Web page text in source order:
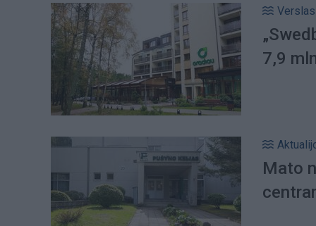
Verslas
7,9
Mato